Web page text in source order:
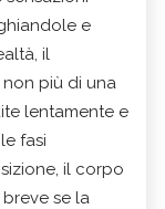
e
il
più di una
lentamente e
fasi
il corpo
se la